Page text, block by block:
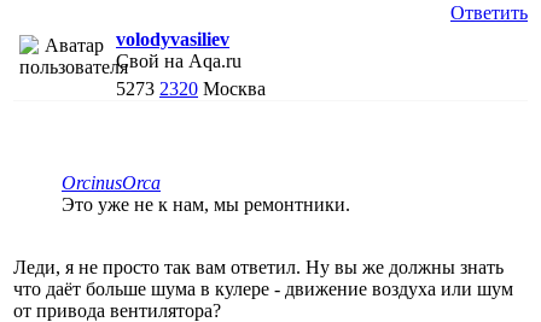
Ответить
volodyvasiliev
Свой на Aqa.ru
5273 2320 Москва
ОrcinusОrca
Это уже не к нам, мы ремонтники.
Леди, я не просто так вам ответил. Ну вы же должны знать
что даёт больше шума в кулере - движение воздуха или шум
от привода вентилятора?